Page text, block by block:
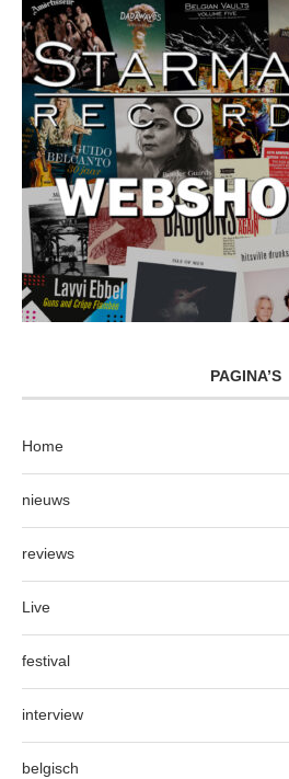
PAGINA’S
Home
nieuws
reviews
Live
festival
interview
belgisch